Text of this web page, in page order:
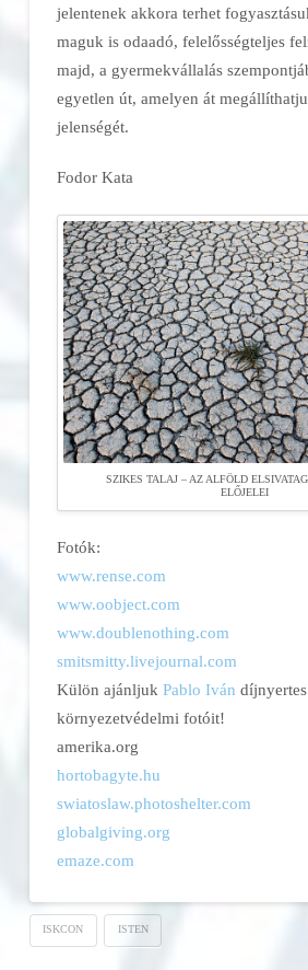
jelentenek akkora terhet
maguk is odaadó, felelősségteljes
majd, a gyermekvállalás
egyetlen út, amelyen át
jelenségét.
Fodor Kata
SZIKES TALAJ – AZ ALFÖLD
ELŐJELEI
Fotók:
www.rense.com
www.oobject.com
www.doublenothing.com
smitsmitty.livejournal.com
Külön ajánljuk Pablo Iván díjnyertes
környezetvédelmi fotóit!
amerika.org
hortobagyte.hu
swiatoslaw.photoshelter.com
globalgiving.org
emaze.com
ISKCON ISTEN